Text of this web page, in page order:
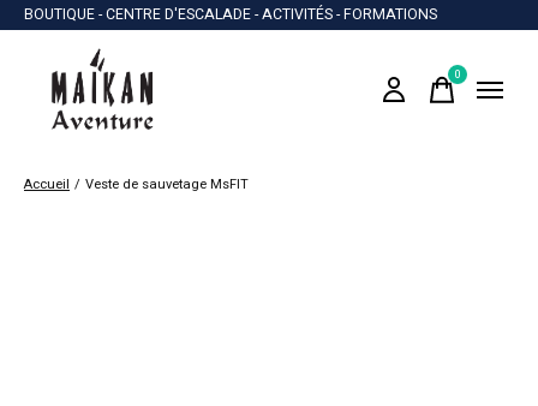
BOUTIQUE - CENTRE D'ESCALADE - ACTIVITÉS - FORMATIONS
0items
Accueil / Veste de sauvetage MsFIT